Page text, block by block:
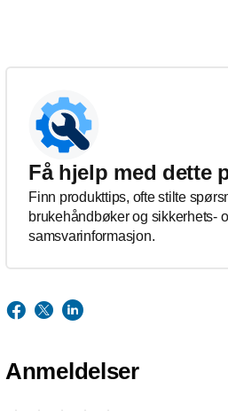
Få hjelp med dette
Finn produkttips, ofte stilte
brukehåndbøker og sikkerhets-
samsvarinformasjon.
Anmeldelser